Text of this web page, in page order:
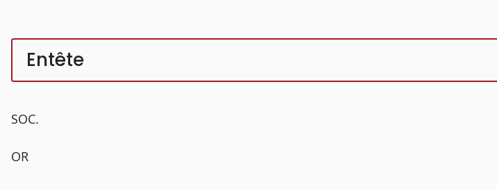
Entête
SOC.
OR